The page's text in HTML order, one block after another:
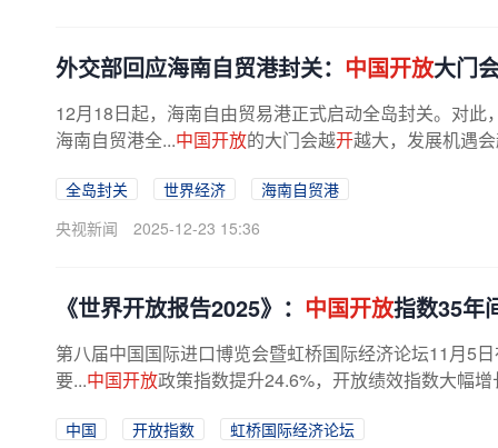
外交部回应海南自贸港封关： 中国开放大门
12月18日起，海南自由贸易港正式启动全岛封关。对
海南自贸港全...中国开放的大门会越开越大，发展机遇
全岛封关 世界经济
海南自贸港
央视新闻
2025-12-23 15:36
《世界开放报告2025》： 中国开放指数35年
第八届中国国际进口博览会暨虹桥国际经济论坛11月5
要...中国开放政策指数提升24.6%，开放绩效指数大幅
中国 开放指数
虹桥国际经济论坛